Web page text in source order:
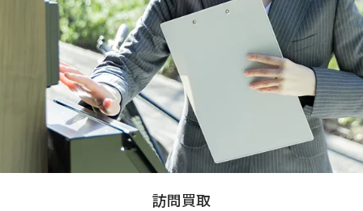
訪問買取